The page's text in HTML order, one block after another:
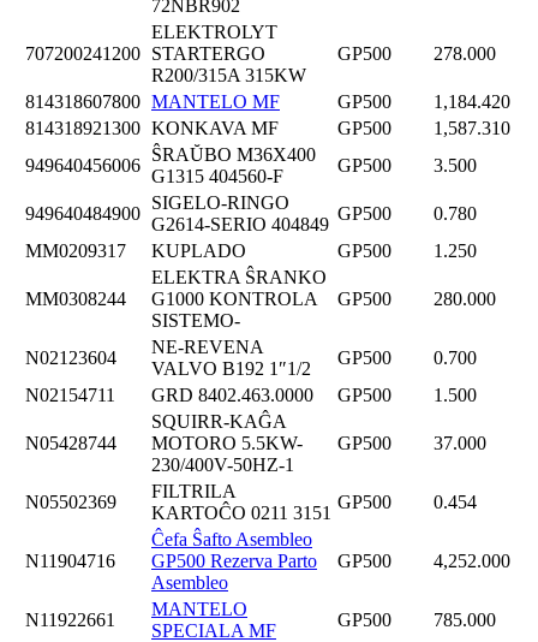
72NBR902
707200241200
ELEKTROLYT
STARTERGO
R200/315A 315KW
GP500 278.000
814318607800 MANTELO MF GP500
1,184.420
814318921300 KONKAVA MF GP500
1,587.310
949640456006
ŜRAŬBO M36X400
G1315 404560-F
GP500 3.500
949640484900
SIGELO-RINGO
G2614-SERIO 404849
GP500
0.780
MM0209317
KUPLADO GP500 1.250
MM0308244
ELEKTRA ŜRANKO
G1000 KONTROLA
SISTEMO-
GP500 280.000
N02123604
NE-REVENA
VALVO B192 1″1/2
GP500
0.700
N02154711
GRD 8402.463.0000 GP500 1.500
N05428744
SQUIRR-KAĜA
MOTORO 5.5KW-
230/400V-50HZ-1
GP500 37.000
N05502369
FILTRILA
KARTOĈO 0211 3151
GP500 0.454
N11904716
Ĉefa Ŝafto Asembleo
GP500 Rezerva Parto
Asembleo
GP500 4,252.000
N11922661
MANTELO
SPECIALA MF
GP500 785.000